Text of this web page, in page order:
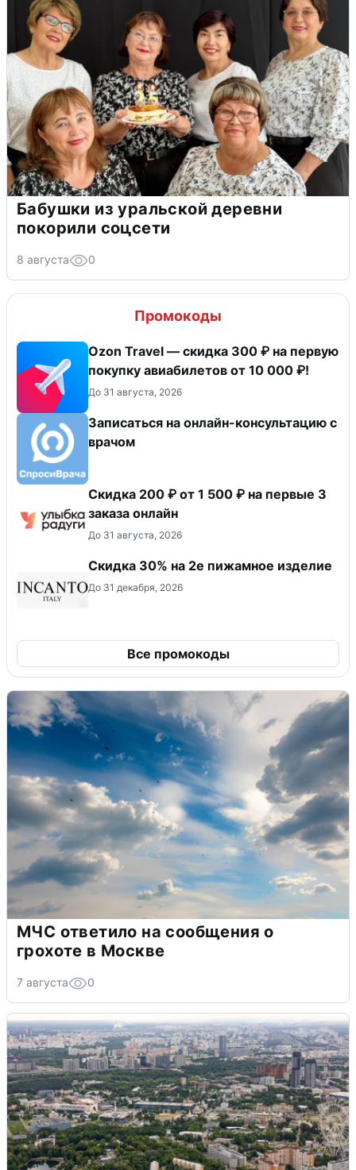
Бабушки из уральской деревни
покорили соцсети
8 августа 0
Промокоды
Ozon Travel — скидка 300 ₽ на первую
покупку авиабилетов от 10 000 ₽!
До 31 августа, 2026
Записаться на онлайн-консультацию с
врачом
Скидка 200 ₽ от 1 500 ₽ на первые 3
заказа онлайн
До 31 августа, 2026
Скидка 30% на 2е пижамное изделие
До 31 декабря, 2026
Все промокоды
МЧС ответило на сообщения о
грохоте в Москве
7 августа 0